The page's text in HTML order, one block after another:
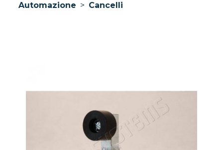
Automazione > Cancelli